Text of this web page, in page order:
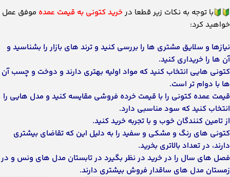
با توجه به نکات زیر قطعا درخرید کتونی به قیمت عمده موفق عمل
خواهید کرد:
نیازها و سلایق مشتری ها را بررسی کنید و ترند های بازار را بشناسید و
آن ها را خریداری کنید.
کتونی هایی انتخاب کنید که مواد اولیه بهتری دارند و دوخت و چسب آن
ها با دوام تر است.
قیمت عمده کتونی را با قیمت خرده فروشی مقایسه کنید و مدل هایی را
انتخاب کنید که سود مناسبی دارد.
از تامین کنندگان خوب و با تجربه خرید کنید.
کتونی های رنگ و مشکی و سفید را به دلیل این که تقاضای بیشتری
دارند، در تعداد بالاتری بخرید.
فصل های سال را در خرید در نظر بگیرد در تابستان مدل های ونس و در
زمستان مدل های ساقدار فروش بیشتری دارند.